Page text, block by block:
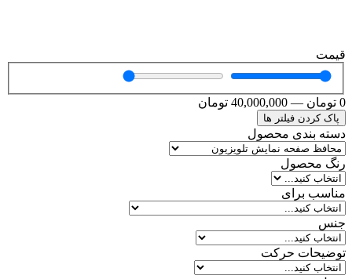
قیمت
0 تومان —
40,000,000 تومان
پاک کردن فیلتر ها
دسته بندی محصول
رنگ محصول
مناسب برای
جنس
توضیحات حرکت